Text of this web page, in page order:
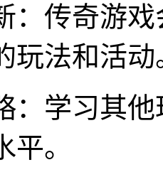
：传奇游
玩法和活动
：学习其
。